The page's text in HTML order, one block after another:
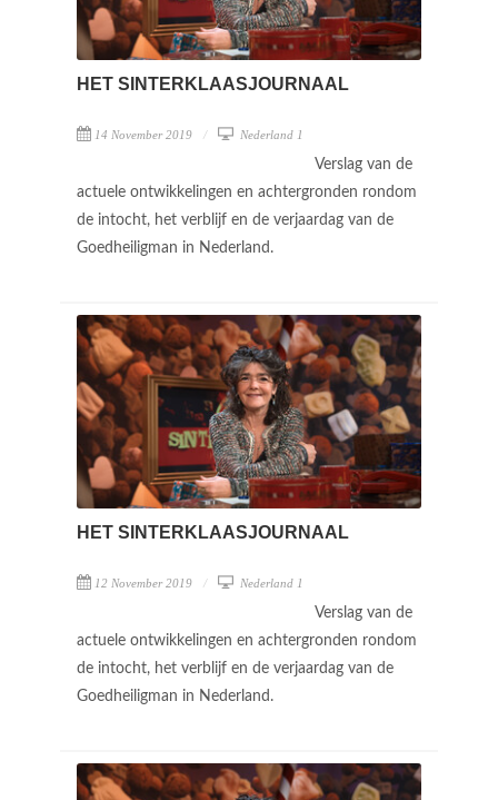
HET SINTERKLAASJOURNAAL
14 November 2019 Nederland 1
Verslag van de
actuele ontwikkelingen en achtergronden rondom
de intocht, het verblijf en de verjaardag van de
Goedheiligman in Nederland.
HET SINTERKLAASJOURNAAL
12 November 2019 Nederland 1
Verslag van de
actuele ontwikkelingen en achtergronden rondom
de intocht, het verblijf en de verjaardag van de
Goedheiligman in Nederland.